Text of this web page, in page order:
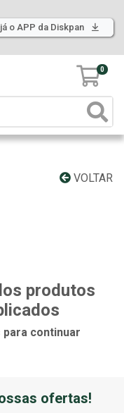
o APP da Diskpan
0
VOLTAR
produtos
continuar
ofertas!